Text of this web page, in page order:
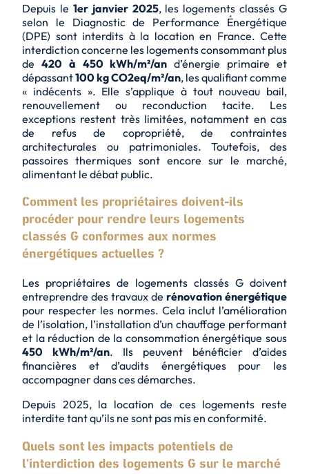
Depuis le 1er janvier 2025, les logements classés G
selon le Diagnostic de Performance Énergétique
(DPE) sont interdits à la location en France. Cette
interdiction concerne les logements consommant plus
de 420 à 450 kWh/m²/an d’énergie primaire et
dépassant100 kg CO2eq/m²/an, les qualifiant comme
« indécents ». Elle s’applique à tout nouveau bail,
renouvellement ou reconduction tacite. Les
exceptions restent très limitées, notamment en cas
de refus de copropriété, decontraintes
architecturales ou patrimoniales. Toutefois, des
passoires thermiques sont encore sur le marché,
alimentant le débat public.
Comment les propriétaires doivent-ils
procéder pour rendre leurs logements
classés G conformes aux normes
énergétiques actuelles ?
Les propriétaires de logements classés G doivent
entreprendre des travaux de rénovation énergétique
pour respecter les normes. Cela inclut l’amélioration
de l’isolation, l’installation d’unchauffage performant
et la réduction de la consommation énergétique sous
450 kWh/m²/an. Ils peuvent bénéficier d’aides
financières et d’audits énergétiques pour les
accompagner dans ces démarches.
Depuis 2025, la location de ces logements reste
interdite tant qu’ils ne sont pas mis en conformité.
Quels sont les impacts potentiels de
l'interdiction des logements G sur le marché